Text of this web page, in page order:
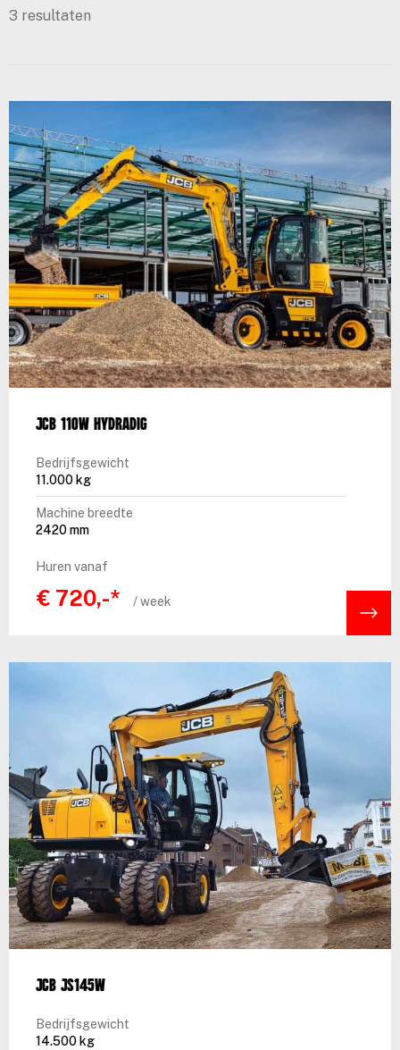
3 resultaten
JCB 110W Hydradig
Bedrijfsgewicht
11.000 kg
Machine breedte
2420 mm
Huren vanaf
€ 720,-* / week
JCB JS145W
Bedrijfsgewicht
14.500 kg